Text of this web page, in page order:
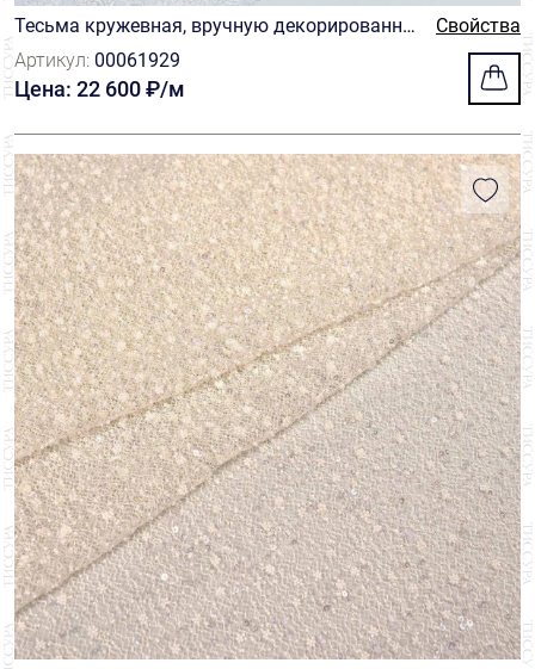
Тесьма кружевная, вручную декорированна
я бусинами. Цвет белый
Свойства
Артикул: 00061929
Цена: 22 600 ₽/м